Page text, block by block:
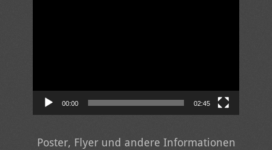
00:00 02:45
Poster, Flyer und andere Informationen